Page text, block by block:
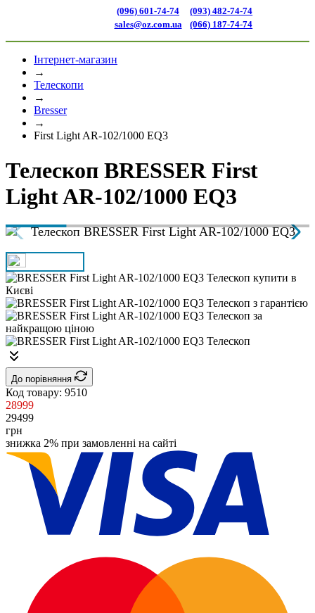
(096) 601-74-74
sales@oz.com.ua
(093) 482-74-74
(066) 187-74-74
Інтернет-магазин
→
Телескопи
→
Bresser
→
First Light AR-102/1000 EQ3
Телескоп BRESSER First
Light AR-102/1000 EQ3
До порівняння
Код товару: 9510
28999
29499
грн
знижка 2% при замовленні на сайті